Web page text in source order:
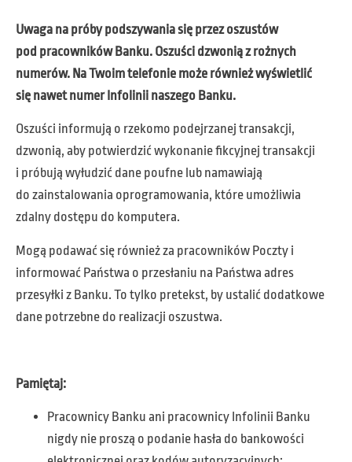
Uwaga na próby podszywania się przez oszustów
pod pracowników Banku. Oszuści dzwonią z rożnych
numerów. Na Twoim telefonie może również wyświetlić
się nawet numer Infolinii naszego Banku.
Oszuści informują o rzekomo podejrzanej transakcji,
dzwonią, aby potwierdzić wykonanie fikcyjnej transakcji
i próbują wyłudzić dane poufne lub namawiają
do zainstalowania oprogramowania, które umożliwia
zdalny dostępu do komputera.
Mogą podawać się również za pracowników Poczty i
informować Państwa o przesłaniu na Państwa adres
przesyłki z Banku. To tylko pretekst, by ustalić dodatkowe
dane potrzebne do realizacji oszustwa.
Pamiętaj:
Pracownicy Banku ani pracownicy Infolinii Banku
nigdy nie proszą o podanie hasła do bankowości